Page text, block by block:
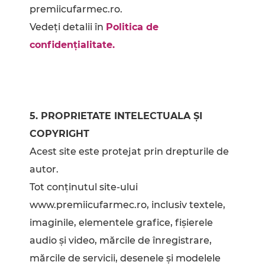
premiicufarmec.ro.
Vedeți detalii în Politica de
confidențialitate.
5. PROPRIETATE INTELECTUALA ȘI
COPYRIGHT
Acest site este protejat prin drepturile de
autor.
Tot conţinutul site-ului
www.premiicufarmec.ro, inclusiv textele,
imaginile, elementele grafice, fișierele
audio şi video, mărcile de înregistrare,
mărcile de servicii, desenele și modelele